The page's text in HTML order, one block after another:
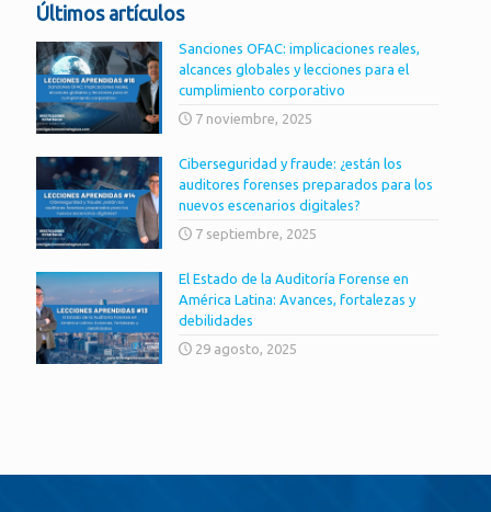
Últimos artículos
Sanciones OFAC: implicaciones reales,
alcances globales y lecciones para el
cumplimiento corporativo
7 noviembre, 2025
Ciberseguridad y fraude: ¿están los
auditores forenses preparados para los
nuevos escenarios digitales?
7 septiembre, 2025
El Estado de la Auditoría Forense en
América Latina: Avances, fortalezas y
debilidades
29 agosto, 2025